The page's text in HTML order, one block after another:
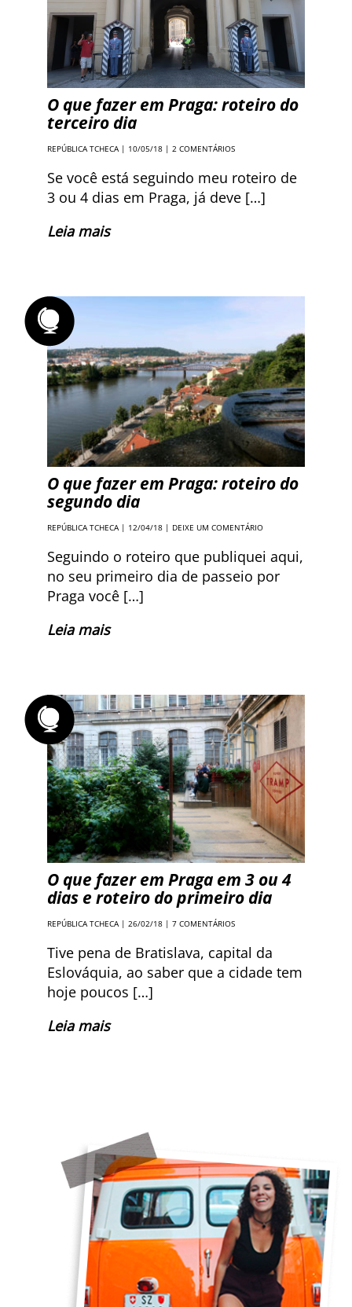
O que fazer em Praga: roteiro do
terceiro dia
REPÚBLICA TCHECA| 10/05/18 | 2 COMENTÁRIOS
Se você está seguindo meu roteiro de
3 ou 4 dias em Praga, já deve […]
Leia mais
O que fazer em Praga: roteiro do
segundo dia
REPÚBLICA TCHECA| 12/04/18 | DEIXE UM COMENTÁRIO
Seguindo o roteiro que publiquei aqui,
no seu primeiro dia de passeio por
Praga você […]
Leia mais
O que fazer em Praga em 3 ou 4
dias e roteiro do primeiro dia
REPÚBLICA TCHECA| 26/02/18 | 7 COMENTÁRIOS
Tive pena de Bratislava, capital da
Eslováquia, ao saber que a cidade tem
hoje poucos […]
Leia mais